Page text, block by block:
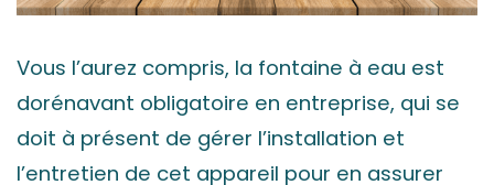
Vous l’aurez compris, la fontaine à eau est
dorénavant obligatoire en entreprise, qui se
doit à présent de gérer l’installation et
l’entretien de cet appareil pour en assurer